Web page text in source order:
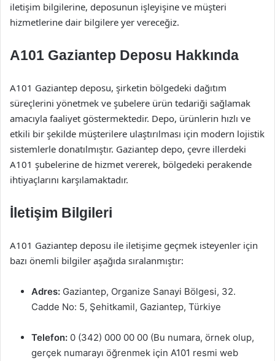
iletişim bilgilerine, deposunun işleyişine ve müşteri
hizmetlerine dair bilgilere yer vereceğiz.
A101 Gaziantep Deposu Hakkında
A101 Gaziantep deposu, şirketin bölgedeki dağıtım
süreçlerini yönetmek ve şubelere ürün tedariği sağlamak
amacıyla faaliyet göstermektedir. Depo, ürünlerin hızlı ve
etkili bir şekilde müşterilere ulaştırılması için modern lojistik
sistemlerle donatılmıştır. Gaziantep depo, çevre illerdeki
A101 şubelerine de hizmet vererek, bölgedeki perakende
ihtiyaçlarını karşılamaktadır.
İletişim Bilgileri
A101 Gaziantep deposu ile iletişime geçmek isteyenler için
bazı önemli bilgiler aşağıda sıralanmıştır:
Adres: Gaziantep, Organize Sanayi Bölgesi, 32.
Cadde No: 5, Şehitkamil, Gaziantep, Türkiye
Telefon: 0 (342) 000 00 00 (Bu numara, örnek olup,
gerçek numarayı öğrenmek için A101 resmi web